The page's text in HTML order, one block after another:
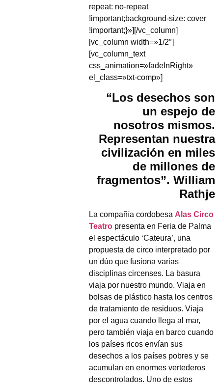
repeat: no-repeat
!important;background-size: cover
!important;}»][/vc_column]
[vc_column width=»1/2″]
[vc_column_text
css_animation=»fadeInRight»
el_class=»txt-comp»]
“Los desechos son
un espejo de
nosotros mismos.
Representan nuestra
civilización en miles
de millones de
fragmentos”. William
Rathje
La compañía cordobesa Alas Circo
Teatro presenta en Feria de Palma
el espectáculo ‘Cateura’, una
propuesta de circo interpretado por
un dúo que fusiona varias
disciplinas circenses. La basura
viaja por nuestro mundo. Viaja en
bolsas de plástico hasta los centros
de tratamiento de residuos. Viaja
por el agua cuando llega al mar,
pero también viaja en barco cuando
los países ricos envían sus
desechos a los países pobres y se
acumulan en enormes vertederos
descontrolados. Uno de estos